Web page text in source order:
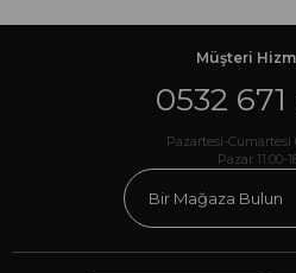
Müşteri
0532
Pazartesi-Cumartesi
Pazar 11:00-
Bir Mağaza Bulun